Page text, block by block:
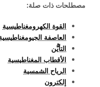
مصطلحات ذات صلة:
القوة الكهرومغناطيسية
العاصفة
التأيُّن
الأقطاب المغناطيسية
الرياح الشمسية
إلكترون